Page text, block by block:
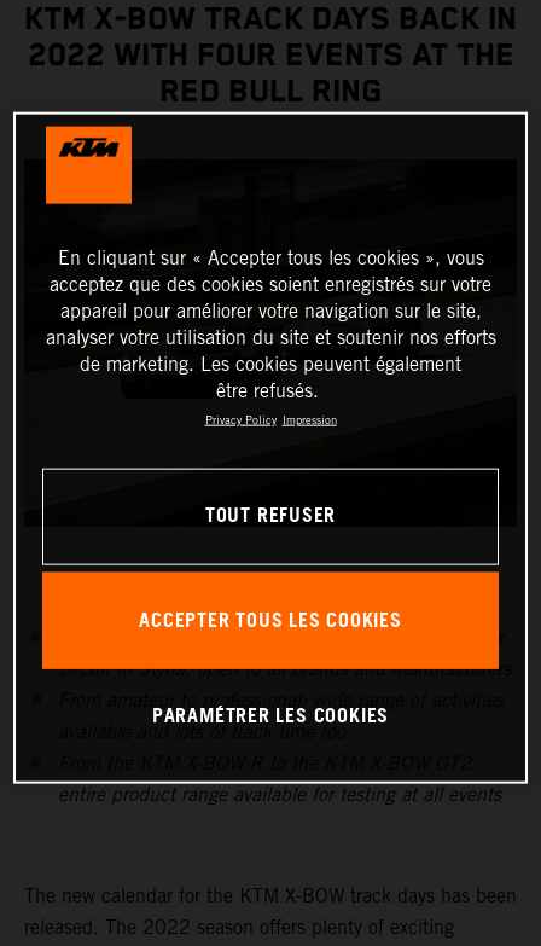
KTM X-BOW TRACK DAYS BACK IN
2022 WITH FOUR EVENTS AT THE
RED BULL RING
circuit in Styria, open to all brands and manufacturers
From amateur to professional: wide range of activities
entire product range available for testing at all events
The new calendar for the KTM X-BOW track days has been
released. The 2022 season offers plenty of exciting
En cliquant sur « Accepter tous les cookies », vous
acceptez que des cookies soient enregistrés sur votre
appareil pour améliorer votre navigation sur le site,
analyser votre utilisation du site et soutenir nos efforts
de marketing. Les cookies peuvent également
être refusés.
Privacy Policy Impression
TOUT REFUSER
ACCEPTER TOUS LES COOKIES
PARAMÉTRER LES COOKIES